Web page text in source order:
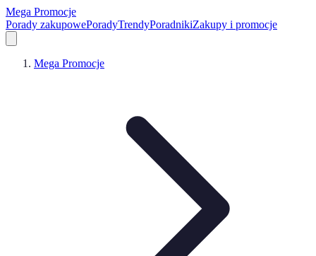
Mega Promocje
Porady zakupowePoradyTrendyPoradnikiZakupy i promocje
Mega Promocje